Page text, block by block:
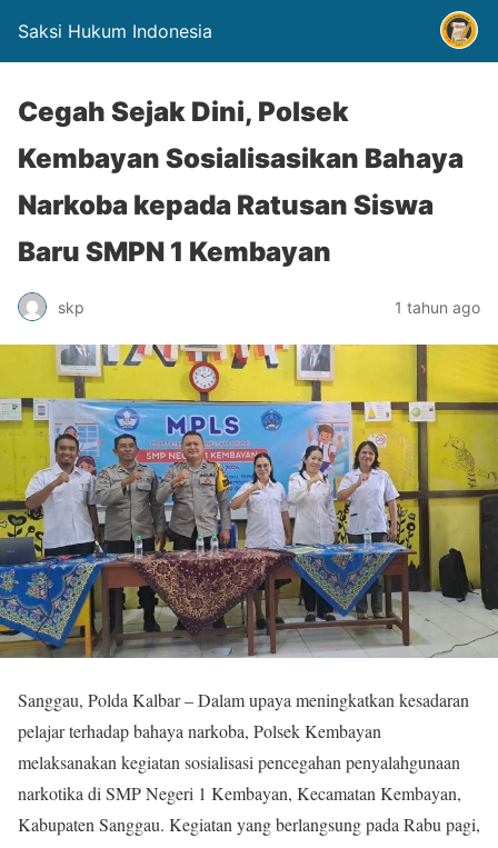
Saksi Hukum Indonesia
Cegah Sejak Dini, Polsek
Kembayan Sosialisasikan Bahaya
Narkoba kepada Ratusan Siswa
Baru SMPN 1 Kembayan
skp 1 tahun ago
Sanggau, Polda Kalbar – Dalam upaya meningkatkan kesadaran
pelajar terhadap bahaya narkoba, Polsek Kembayan
melaksanakan kegiatan sosialisasi pencegahan penyalahgunaan
narkotika di SMP Negeri 1 Kembayan, Kecamatan Kembayan,
Kabupaten Sanggau. Kegiatan yang berlangsung pada Rabu pagi,